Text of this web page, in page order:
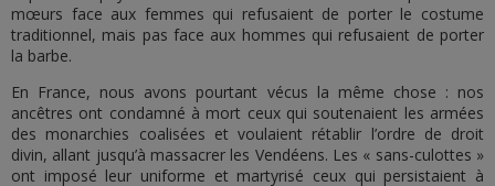
mœurs face aux femmes qui refusaient de porter le costume
traditionnel, mais pas face aux hommes qui refusaient de porter
la barbe.
En France, nous avons pourtant vécus la même chose : nos
ancêtres ont condamné à mort ceux qui soutenaient les armées
des monarchies coalisées et voulaient rétablir l’ordre de droit
divin, allant jusqu’à massacrer les Vendéens. Les « sans-culottes »
ont imposé leur uniforme et martyrisé ceux qui persistaient à